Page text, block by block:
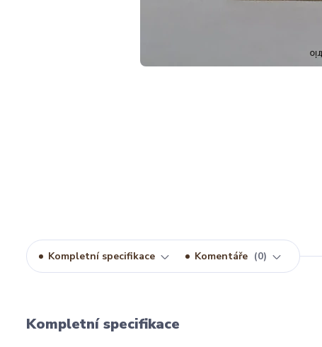
Kompletní specifikace Komentáře 0
Kompletní specifikace